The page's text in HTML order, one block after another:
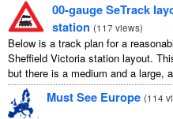
00-gauge SeTrack
station (117 views)
Below is a track plan for a
Sheffield Victoria station layout.
but there is a medium and a large,
Must See Europe (114